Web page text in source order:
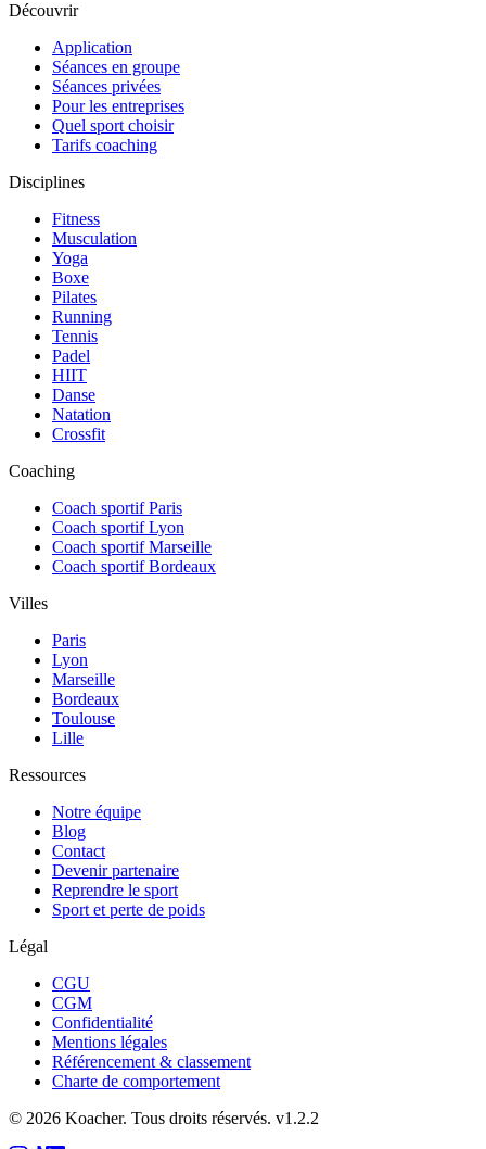
Découvrir
Application
Séances en groupe
Séances privées
Pour les entreprises
Quel sport choisir
Tarifs coaching
Disciplines
Fitness
Musculation
Yoga
Boxe
Pilates
Running
Tennis
Padel
HIIT
Danse
Natation
Crossfit
Coaching
Coach sportif Paris
Coach sportif Lyon
Coach sportif Marseille
Coach sportif Bordeaux
Villes
Paris
Lyon
Marseille
Bordeaux
Toulouse
Lille
Ressources
Notre équipe
Blog
Contact
Devenir partenaire
Reprendre le sport
Sport et perte de poids
Légal
CGU
CGM
Confidentialité
Mentions légales
Référencement & classement
Charte de comportement
© 2026 Koacher. Tous droits réservés. v1.2.2